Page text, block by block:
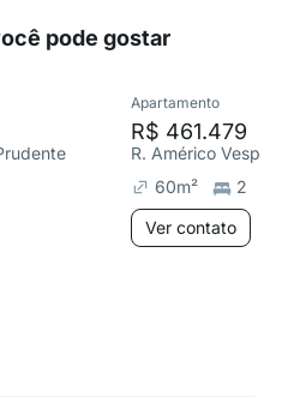
pode gostar
Apartamento
R$ 461.479
R. Américo
60m²
2
Ver contato